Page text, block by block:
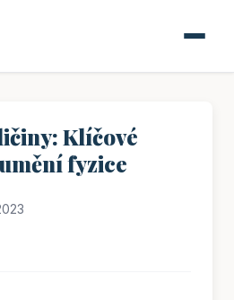
Klíčové
fyzice